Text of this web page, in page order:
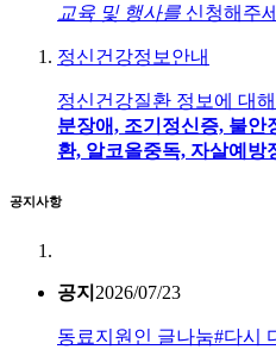
교육 및 행사를 신청해주
정신건강정보안내
정신건강질환 정보에 대
분장애, 조기정신증, 불안
환, 알코올중독, 자살예방
공지사항
공지 2026/07/23
동료지원인 글나눔#다시